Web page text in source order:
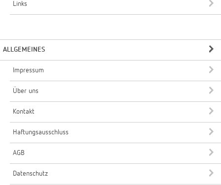
Links
ALLGEMEINES
Impressum
Über uns
Kontakt
Haftungsausschluss
AGB
Datenschutz